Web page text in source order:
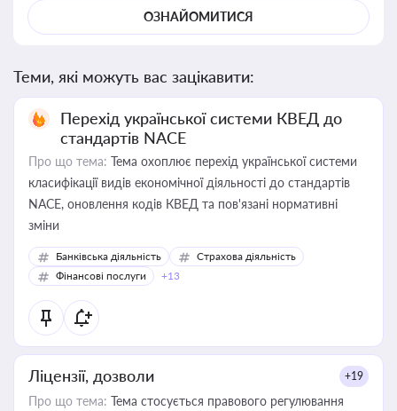
ОЗНАЙОМИТИСЯ
Теми, які можуть вас зацікавити:
Перехід української системи КВЕД до
стандартів NACE
Про що тема: Тема охоплює перехід української системи
класифікації видів економічної діяльності до стандартів
NACE, оновлення кодів КВЕД та пов'язані нормативні
зміни
Банківська діяльність
Страхова діяльність
Фінансові послуги
+13
Ліцензії, дозволи +19
Про що тема: Тема стосується правового регулювання